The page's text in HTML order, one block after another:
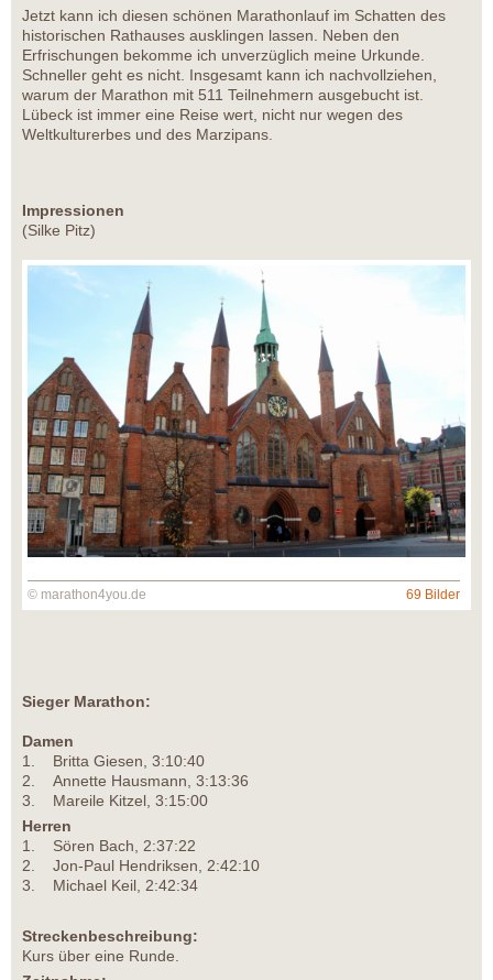
Jetzt kann ich diesen schönen Marathonlauf im Schatten des
historischen Rathauses ausklingen lassen. Neben den
Erfrischungen bekomme ich unverzüglich meine Urkunde.
Schneller geht es nicht. Insgesamt kann ich nachvollziehen,
warum der Marathon mit 511 Teilnehmern ausgebucht ist.
Lübeck ist immer eine Reise wert, nicht nur wegen des
Weltkulturerbes und des Marzipans.
Impressionen
(Silke Pitz)
© marathon4you.de 69 Bilder
Sieger Marathon:
Damen
1. Britta Giesen, 3:10:40
2. Annette Hausmann, 3:13:36
3. Mareile Kitzel, 3:15:00
Herren
1. Sören Bach, 2:37:22
2. Jon-Paul Hendriksen, 2:42:10
3. Michael Keil, 2:42:34
Streckenbeschreibung:
Kurs über eine Runde.